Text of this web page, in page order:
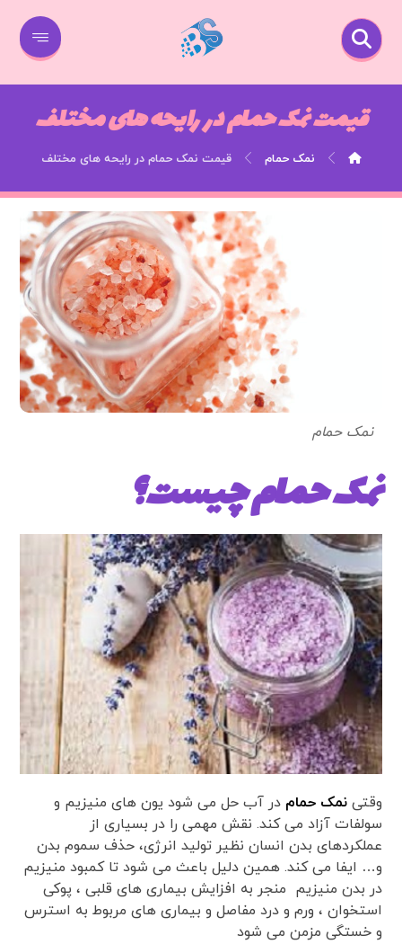
قیمت نمک حمام در رایحه های مختلف
نمک حمام قیمت نمک حمام در رایحه های مختلف
نمک حمام
نمک حمام چیست؟
وقتینمک حمام در آب حل می شود یون های منیزیم و
سولفات آزاد می کند. نقش مهمی را در بسیاری از
عملکردهای بدن انسان نظیر تولید انرژی، حذف سموم بدن
و… ایفا می کند. همین دلیل باعث می شود تا کمبود منیزیم
در بدن منیزیم منجر به افزایش بیماری های قلبی ، پوکی
استخوان ، ورم و درد مفاصل و بیماری های مربوط به استرس
و خستگی مزمن می شود